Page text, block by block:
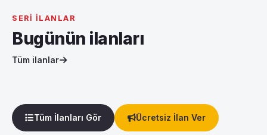
SERI İLANLAR
Bugünün ilanları
Tüm ilanlar
Tüm İlanları Gör Ücretsiz İlan Ver